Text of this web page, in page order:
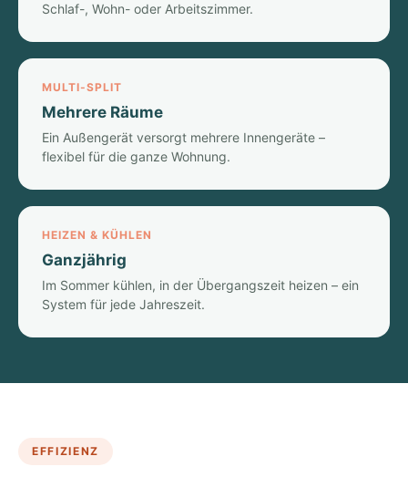
Schlaf-, Wohn- oder Arbeitszimmer.
MULTI-SPLIT
Mehrere Räume
Ein Außengerät versorgt mehrere Innengeräte –
flexibel für die ganze Wohnung.
HEIZEN & KÜHLEN
Ganzjährig
Im Sommer kühlen, in der Übergangszeit heizen – ein
System für jede Jahreszeit.
EFFIZIENZ